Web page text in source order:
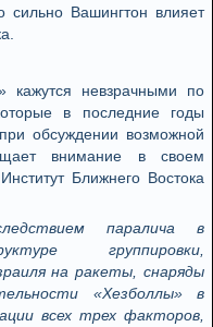
сильно Вашингтон влияет
кажутся невзрачными по
в последние годы
обсуждении возможной
внимание в своем
Ближнего Востока
паралича в
группировки,
на ракеты, снаряды
«Хезболлы» в
всех трех факторов,